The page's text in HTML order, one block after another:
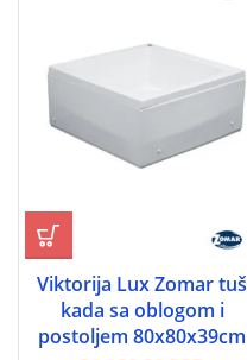
Viktorija Lux Zomar tuš
kada sa oblogom i
postoljem 80x80x39cm